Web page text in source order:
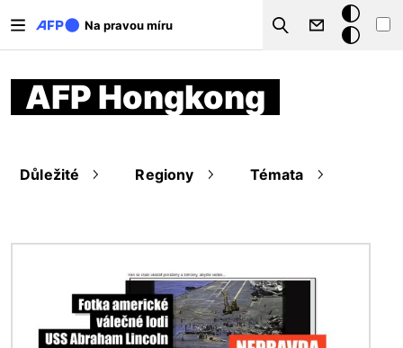
Na pravou míru
Search
Tmavý
režim
AFP Hongkong
Důležité Regiony Témata